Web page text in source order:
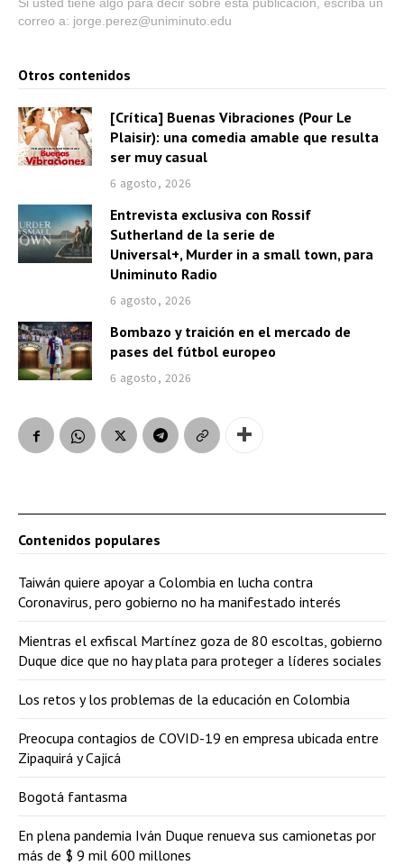
correo a: jorge.perez@uniminuto.edu
Otros contenidos
[Crítica] Buenas Vibraciones (Pour Le
Plaisir): una comedia amable que resulta
ser muy casual
6 agosto, 2026
Entrevista exclusiva con Rossif
Sutherland de la serie de
Universal+, Murder in a small town, para
Uniminuto Radio
6 agosto, 2026
Bombazo y traición en el mercado de
pases del fútbol europeo
6 agosto, 2026
Contenidos populares
Taiwán quiere apoyar a Colombia en lucha contra
Coronavirus, pero gobierno no ha manifestado interés
Mientras el exfiscal Martínez goza de 80 escoltas, gobierno
Duque dice que no hay plata para proteger a líderes sociales
Los retos y los problemas de la educación en Colombia
Preocupa contagios de COVID-19 en empresa ubicada entre
Zipaquirá y Cajicá
Bogotá fantasma
En plena pandemia Iván Duque renueva sus camionetas por
más de $ 9 mil 600 millones